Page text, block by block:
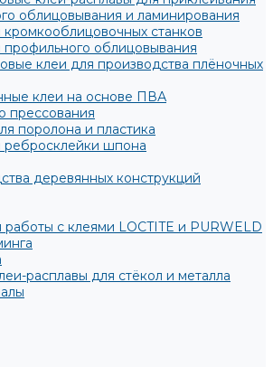
облицовывания и ламинирования
станков
облицовывания
клеи для производства плёночных
клеи на основе ПВА
прессования
поролона и пластика
ребросклейки шпона
деревянных конструкций
с клеями LOCTITE и PURWELD
расплавы для стёкол и металла